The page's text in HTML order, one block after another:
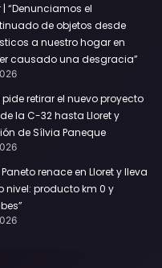
“Denunciamos el
de objetos desde
a nuestro hogar en
causado una desgracia”
retirar el nuevo proyecto
la C-32 hasta Lloret y
de Sílvia Paneque
renace en Lloret y lleva
nivel: producto km 0 y